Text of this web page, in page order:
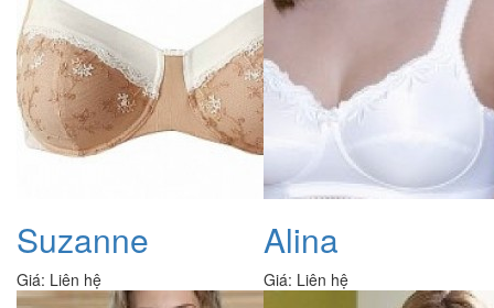
Suzanne
Giá: Liên hệ
Alina
Giá: Liên hệ